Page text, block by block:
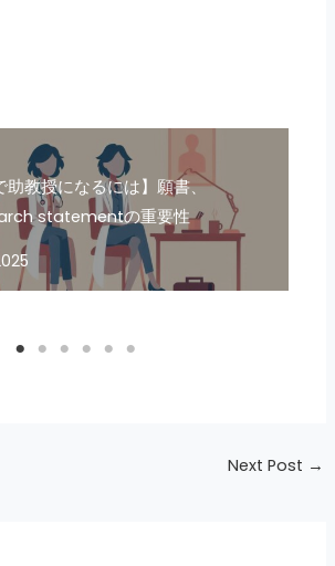
助教授になるには】願書、
statementの重要性
Next Post →